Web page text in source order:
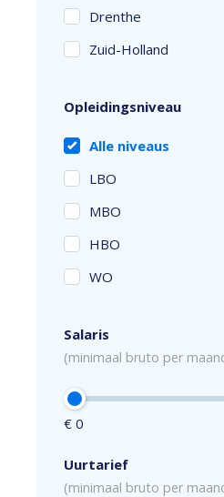
Drenthe
Zuid-Holland
Opleidingsniveau
Alle niveaus
LBO
MBO
HBO
WO
Salaris
(minimaal bruto per
€ 0
Uurtarief
(minimaal bruto per